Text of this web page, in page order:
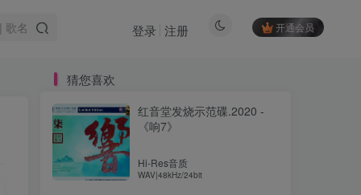
开通会员
登录 注册
猜您喜欢
红音堂发烧示范碟.2020 -
《响7》
Hi-Res音质
WAV|48kHz/24bit